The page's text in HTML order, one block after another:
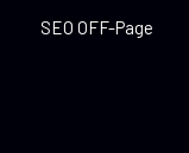
SEO OFF-Page